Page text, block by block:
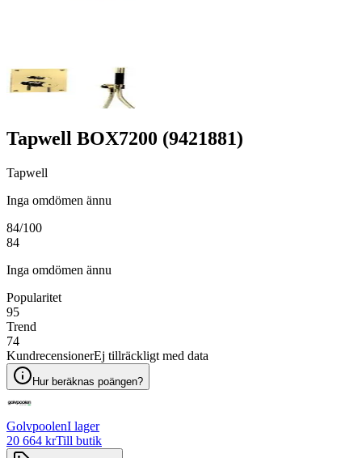
Tapwell BOX7200 (9421881)
Tapwell
Inga omdömen ännu
84/100
84
Inga omdömen ännu
Popularitet
95
Trend
74
KundrecensionerEj tillräckligt med data
Hur beräknas poängen?
GolvpoolenI lager
20 664 krTill butik